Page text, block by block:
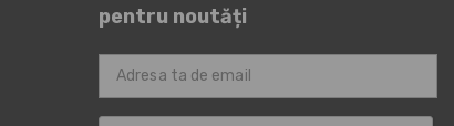
pentru noutăți